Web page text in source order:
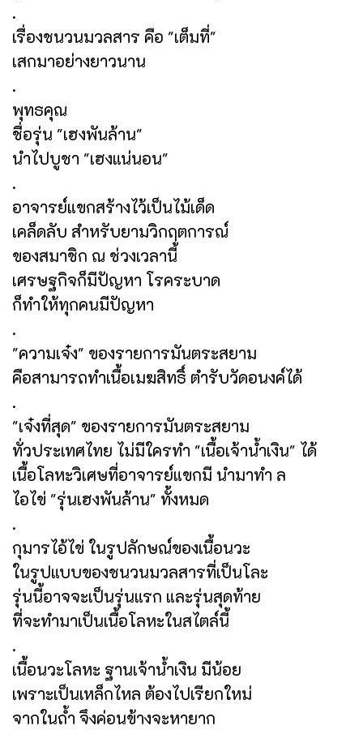
.
เรื่องชนวนมวลสาร คือ "เต็มที่"
เสกมาอย่างยาวนาน
.
พุทธคุณ
ชื่อรุ่น "เฮงพันล้าน"
นำไปบูชา "เฮงแน่นอน"
.
อาจารย์แขกสร้างไว้เป็นไม้เด็ด
เคล็ดลับ สำหรับยามวิกฤตการณ์
ของสมาชิก ณ ช่วงเวลานี้
เศรษฐกิจก็มีปัญหา โรคระบาด
ก็ทำให้ทุกคนมีปัญหา
.
"ความเจ๋ง" ของรายการมันตระสยาม
คือสามารถทำเนื้อเมฆสิทธิ์ ตำรับวัดอนงค์ได้
.
"เจ๋งที่สุด" ของรายการมันตระสยาม
ทั่วประเทศไทย ไม่มีใครทำ "เนื้อเจ้าน้ำเงิน" ได้
เนื้อโลหะวิเศษที่อาจารย์แขกมี นำมาทำ ล
ไอไข่ "รุ่นเฮงพันล้าน" ทั้งหมด
.
กุมารไอ้ไข่ ในรูปลักษณ์ของเนื้อนวะ
ในรูปแบบของชนวนมวลสารที่เป็นโละ
รุ่นนี้อาจจะเป็นรุ่นแรก และรุ่นสุดท้าย
ที่จะทำมาเป็นเนื้อโลหะในสไตล์นี้
.
เนื้อนวะโลหะ ฐานเจ้าน้ำเงิน มีน้อย
เพราะเป็นเหล็กไหล ต้องไปเรียกใหม่
จากในถ้ำ จึงค่อนข้างจะหายาก